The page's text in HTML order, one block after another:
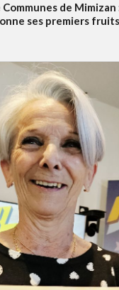
de
ses premiers